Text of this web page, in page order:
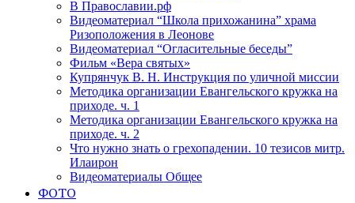
В Православии.рф
Видеоматериал “Школа прихожанина” храма
Ризоположения в Леонове
Видеоматериал “Огласительные беседы”
Фильм «Вера святых»
Купрянчук В. Н. Инструкция по уличной миссии
Методика организации Евангельского кружка на
приходе. ч. 1
Методика организации Евангельского кружка на
приходе. ч. 2
Что нужно знать о грехопадении. 10 тезисов митр.
Илаирон
Видеоматериалы Общее
ФОТО